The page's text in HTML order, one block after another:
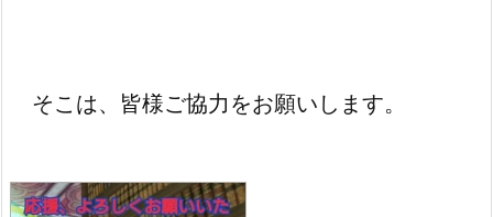
そこは、皆様ご協力をお願いします。